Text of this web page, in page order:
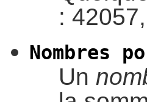
:
Nombres
Un